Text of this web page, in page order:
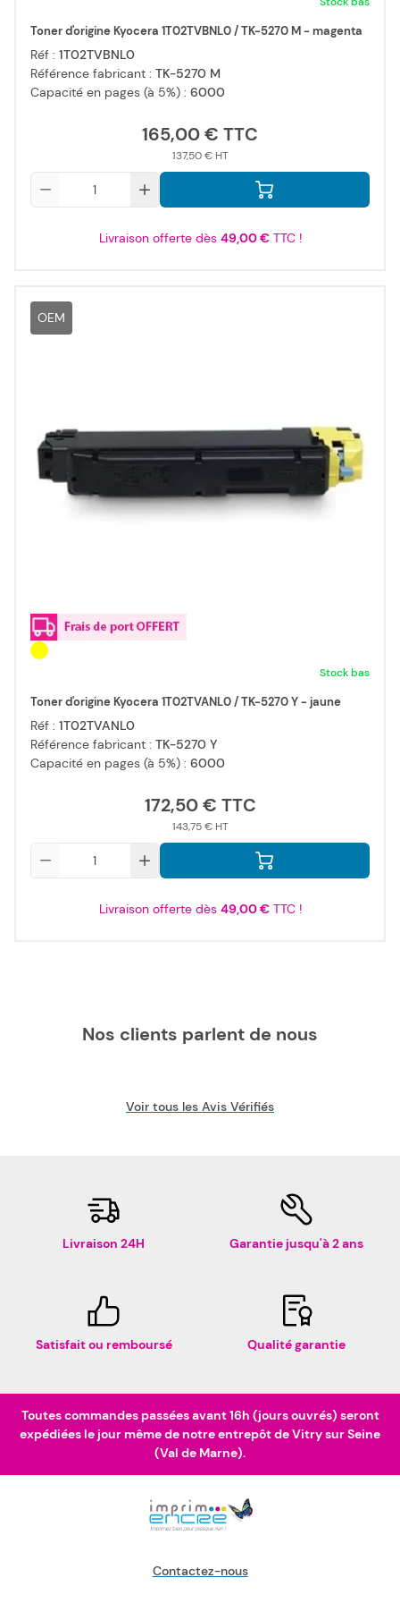
Toner d'origine Kyocera 1T02TVBNL0 / TK-5270 M - magenta
Réf : 1T02TVBNL0
Référence fabricant : TK-5270 M
Capacité en pages (à 5%) : 6000
165,00 €
137,50 €
Livraison offerte dès 49,00 €TTC !
OEM
Stock bas
Toner d'origine Kyocera 1T02TVANL0 / TK-5270 Y - jaune
Réf : 1T02TVANL0
Référence fabricant : TK-5270 Y
Capacité en pages (à 5%) : 6000
172,50 €
143,75 €
Livraison offerte dès 49,00 €TTC !
Nos clients parlent de nous
Voir tous les Avis Vérifiés
Livraison 24H Garantie jusqu'à 2 ans
Satisfait ou remboursé Qualité garantie
Toutes commandes passées avant 16h (jours ouvrés) seront
expédiées le jour même de notre entrepôt de Vitry sur Seine
(Val de Marne).
Contactez-nous